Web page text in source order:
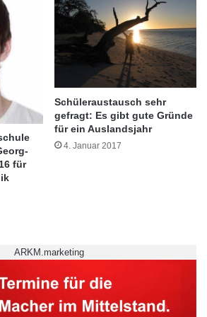
für
Schüleraustausch sehr
gefragt: Es gibt gute Gründe
für ein Auslandsjahr
4. Januar 2017
ARKM.marketing